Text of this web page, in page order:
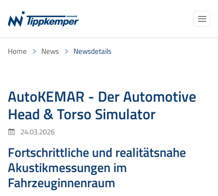
überspringen
Produkte
Kalibrierung/Eichung
Support
NORCLOUD
ÜBER UNS
TELEFON
Suchbegriffe
Home News Newsdetails
AutoKEMAR - Der Automotive
Head & Torso Simulator
24.03.2026
Fortschrittliche und realitätsnahe
Akustikmessungen im
Fahrzeuginnenraum